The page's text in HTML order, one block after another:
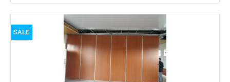
SALE